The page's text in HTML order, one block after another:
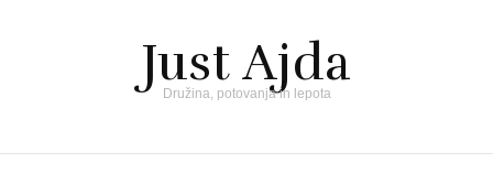
Just Ajda
Družina, potovanja in lepota